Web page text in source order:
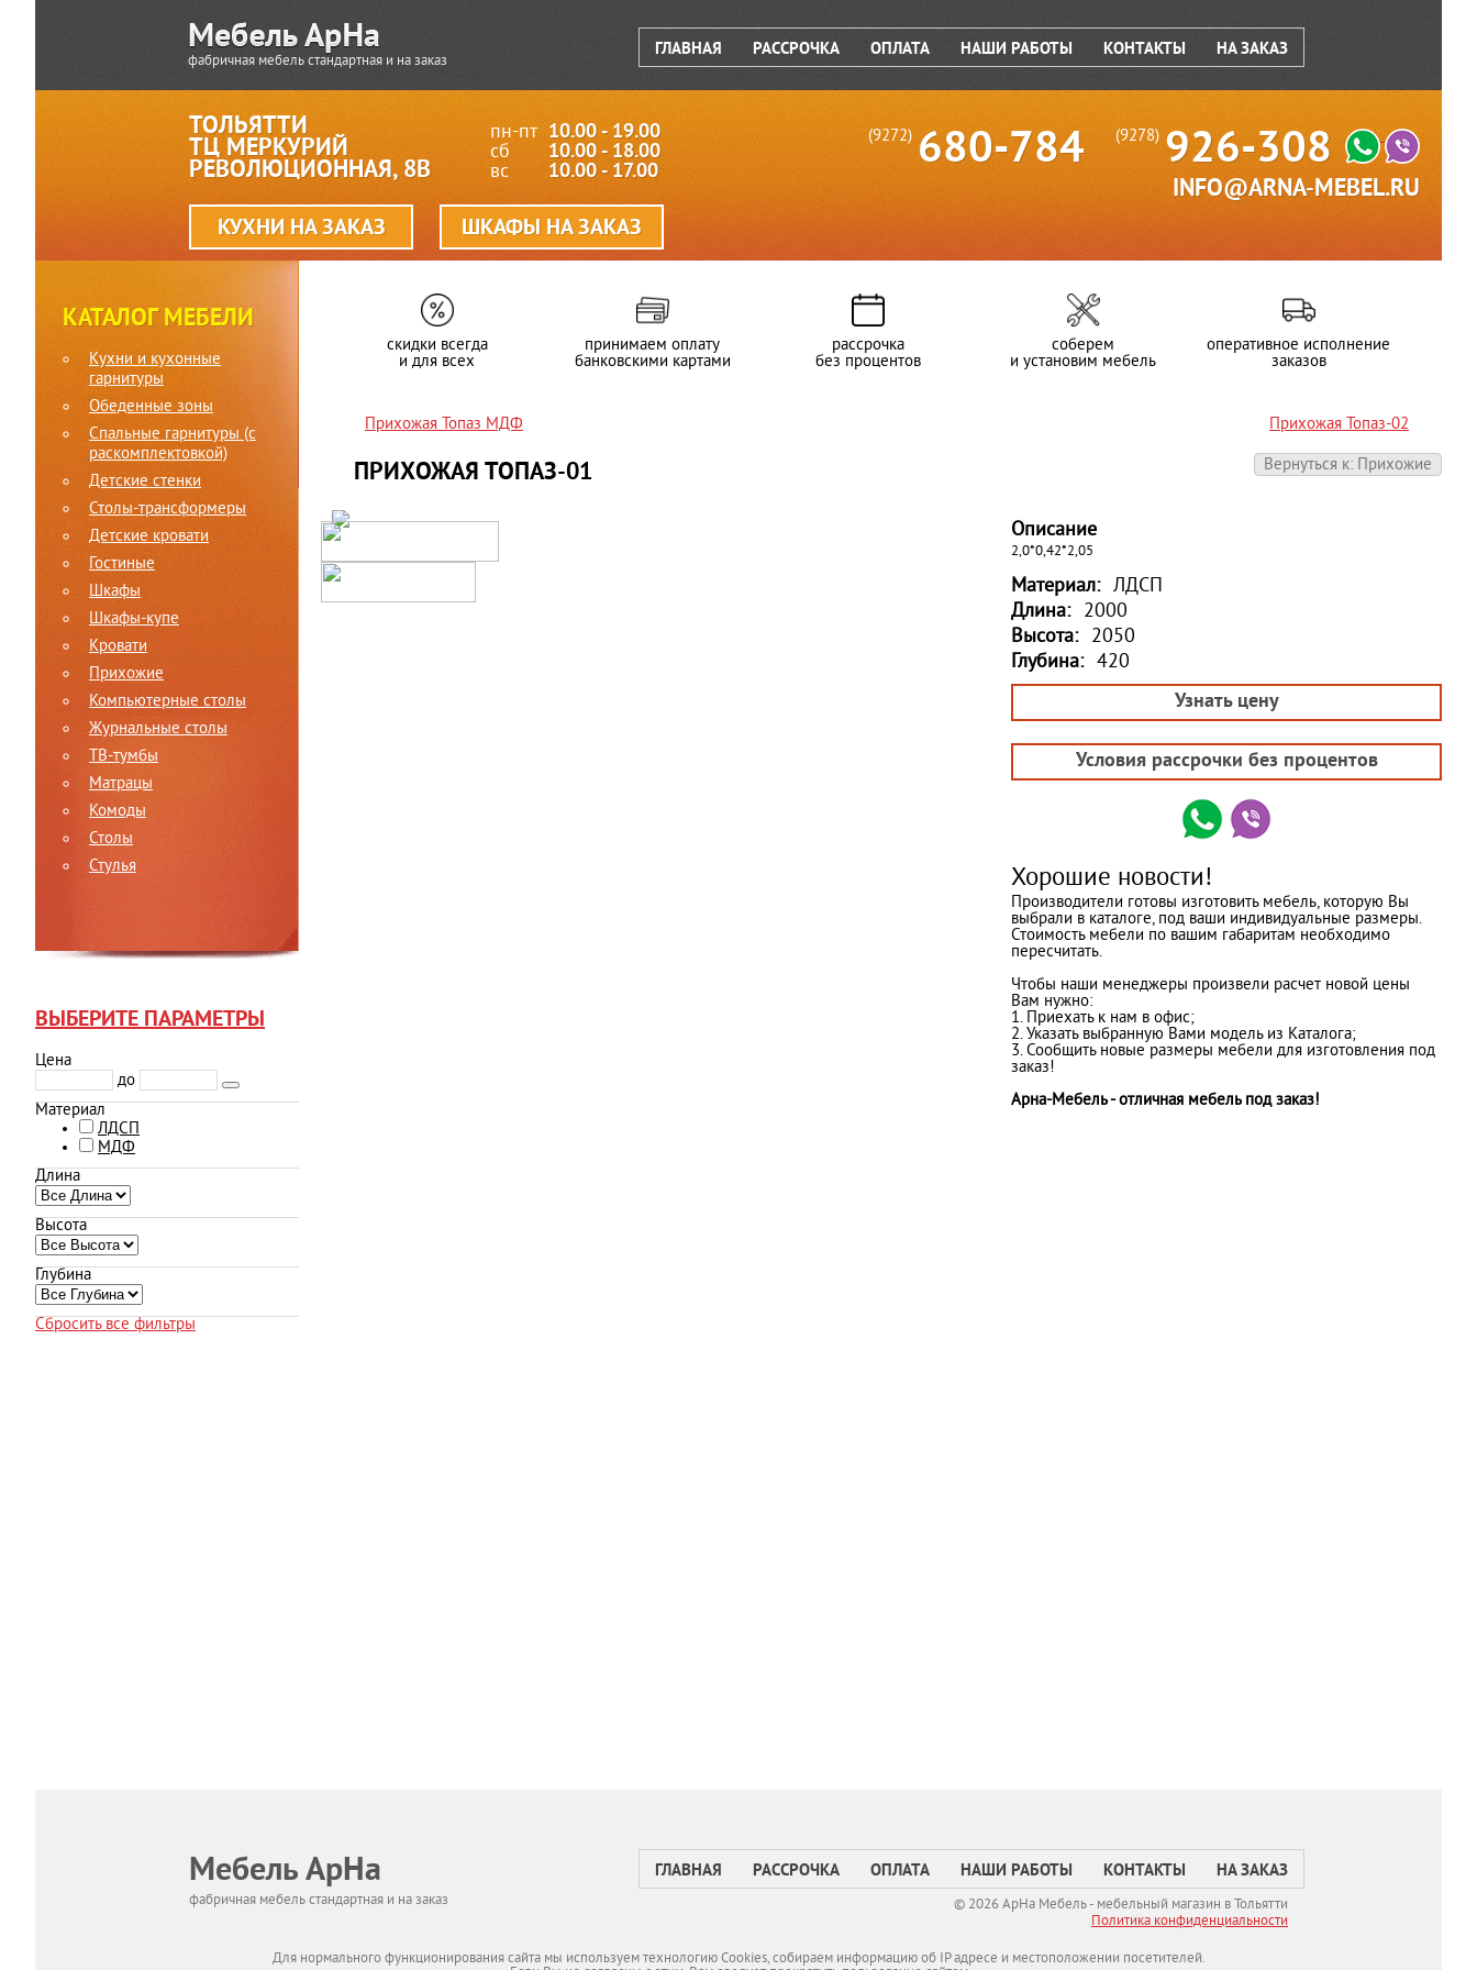
фабричная мебель стандартная и на заказ
ГЛАВНАЯ РАССРОЧКА ОПЛАТА НАШИ РАБОТЫ КОНТАКТЫ НА ЗАКАЗ
(9272) 680-784 (9278) 926-308
INFO@ARNA-MEBEL.RU
ТОЛЬЯТТИ
ТЦ МЕРКУРИЙ
РЕВОЛЮЦИОННАЯ, 8В
пн-пт 10.00 - 19.00
сб 10.00 - 18.00
вс 10.00 - 17.00
КУХНИ НА ЗАКАЗ ШКАФЫ НА ЗАКАЗ
КАТАЛОГ МЕБЕЛИ
Кухни и кухонные
гарнитуры
Обеденные зоны
Спальные гарнитуры (c
раскомплектовкой)
Детские стенки
Столы-трансформеры
Детские кровати
Гостиные
Шкафы
Шкафы-купе
Кровати
Прихожие
Компьютерные столы
Журнальные столы
ТВ-тумбы
Матрацы
Комоды
Столы
Стулья
ВЫБЕРИТЕ ПАРАМЕТРЫ
Цена
до
Материал
ЛДСП
МДФ
Длина
Высота
Глубина
Сбросить все фильтры
скидки всегда
и для всех
принимаем оплату
банковскими картами
рассрочка
без процентов
соберем
и установим мебель
оперативное исполнение
заказов
Прихожая Топаз МДФ
Прихожая Топаз-02
Вернуться к: Прихожие
ПРИХОЖАЯ ТОПАЗ-01
Описание
2,0*0,42*2,05
Материал: ЛДСП
Длина: 2000
Высота: 2050
Глубина: 420
Узнать цену
Условия рассрочки без процентов
Хорошие новости!
Производители готовы изготовить мебель, которую Вы
выбрали в каталоге, под ваши индивидуальные размеры.
Стоимость мебели по вашим габаритам необходимо
пересчитать.
Чтобы наши менеджеры произвели расчет новой цены
Вам нужно:
1. Приехать к нам в офис;
2. Указать выбранную Вами модель из Каталога;
3. Сообщить новые размеры мебели для изготовления под
заказ!
Арна-Мебель - отличная мебель под заказ!
Мебель АрНа
фабричная мебель стандартная и на заказ
ГЛАВНАЯ РАССРОЧКА ОПЛАТА НАШИ РАБОТЫ КОНТАКТЫ НА ЗАКАЗ
© 2026 АрНа Мебель - мебельный магазин в Тольятти
Политикa конфиденциальности
Для нормального функционирования сайта мы используем технологию Cookies, собираем информацию об IP адресе и местоположении посетителей.